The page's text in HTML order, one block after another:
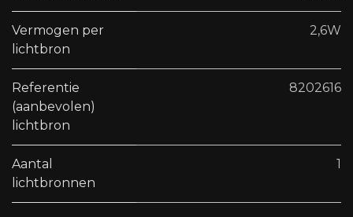
Vermogen per
lichtbron
2,6W
Referentie
(aanbevolen)
lichtbron
8202616
Aantal
lichtbronnen
1